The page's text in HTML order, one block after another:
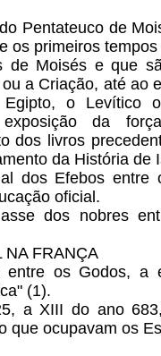
Pentateuco de
os primeiros
de Moisés e que
a Criação, até ao
o Levítico
exposição da
dos livros
da História de
dos Efebos entre
oficial.
dos nobres
NA FRANÇA
entre os Godos, a
(1).
a XIII do ano
que ocupavam os